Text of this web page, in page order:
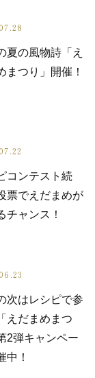
夏の風物詩「え
まつり」開催！
コンテスト続
票でえだまめが
チャンス！
次はレシピで参
えだまめまつ
2弾キャンペー
中！